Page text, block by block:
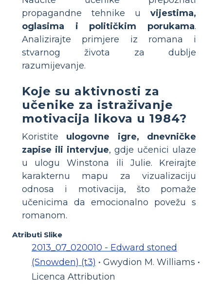
propagandne tehnike u vijestima,
oglasima i političkim porukama.
Analizirajte primjere iz romana i
stvarnog života za dublje
razumijevanje.
Koje su aktivnosti za
učenike za istraživanje
motivacija likova u 1984?
Koristite ulogovne igre, dnevničke
zapise ili intervjue, gdje učenici ulaze
u ulogu Winstona ili Julie. Kreirajte
karakternu mapu za vizualizaciju
odnosa i motivacija, što pomaže
učenicima da emocionalno povežu s
romanom.
Atributi Slike
2013_07_020010 - Edward stoned
(Snowden) (t3) • Gwydion M. Williams •
Licenca Attribution